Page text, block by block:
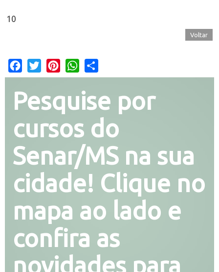
10
Voltar
Facebook
Twitter PinterestWhatsApp
Pesquise por
cursos do
Senar/MS na sua
cidade! Clique no
mapa ao lado e
confira as
novidades para